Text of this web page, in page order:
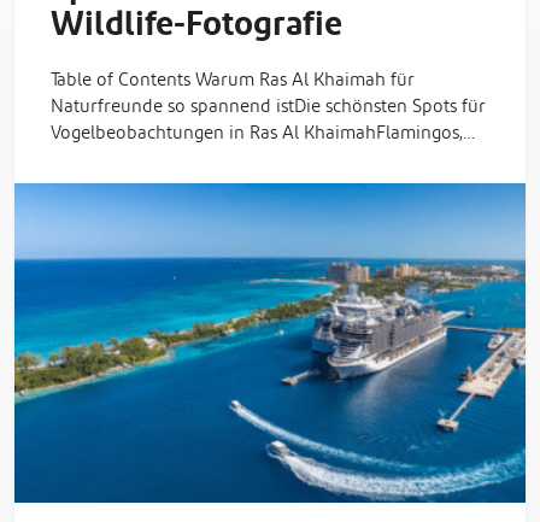
Wildlife-Fotografie
Table of Contents Warum Ras Al Khaimah für
Naturfreunde so spannend istDie schönsten Spots für
Vogelbeobachtungen in Ras Al KhaimahFlamingos,…